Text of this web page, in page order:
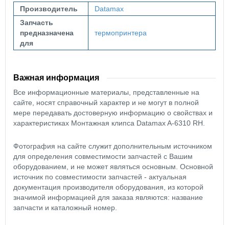
Производитель
Datamax
Запчасть
предназначена
для
термопринтера
Важная информация
Все информационные материалы, представленные на
сайте, носят справочный характер и не могут в полной
мере передавать достоверную информацию о свойствах и
характеристиках Монтажная клипса Datamax A-6310 RH.
Фотография на сайте служит дополнительным источником
для определения совместимости запчастей с Вашим
оборудованием, и не может являться основным. Основной
источник по совместимости запчастей - актуальная
документация производителя оборудования, из которой
значимой информацией для заказа являются: название
запчасти и каталожный номер.